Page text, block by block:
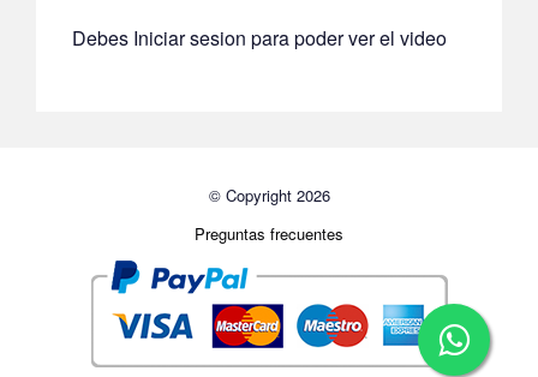
Debes Iniciar sesion para poder ver el video
© Copyright 2026
Preguntas frecuentes